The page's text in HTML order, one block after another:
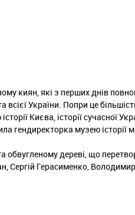
киян, які з перших днів
всієї України. Попри це
Києва, історії сучасної
гендиректорка музею історії
дереві, що
Сергій Герасименко,